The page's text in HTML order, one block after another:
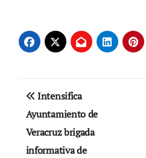
Navegación
de
entradas
Intensifica
Ayuntamiento de
Veracruz brigada
informativa de